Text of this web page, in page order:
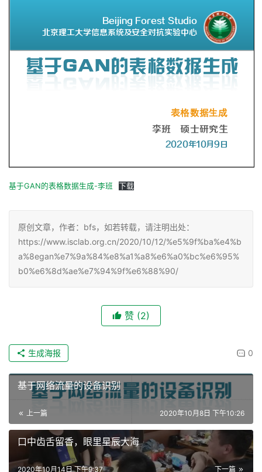
基于GAN的表格数据生成-李班 下载
原创文章，作者：bfs，如若转载，请注明出处：
https://www.isclab.org.cn/2020/10/12/%e5%9f%ba%e4%b
a%8egan%e7%9a%84%e8%a1%a8%e6%a0%bc%e6%95%
b0%e6%8d%ae%e7%94%9f%e6%88%90/
赞 (2)
0
生成海报
基于网络流量的设备识别
上一篇 2020年10月8日 下午10:26
口中齿舌留香，眼里星辰大海
下一篇
2020年10月14日 下午9:37